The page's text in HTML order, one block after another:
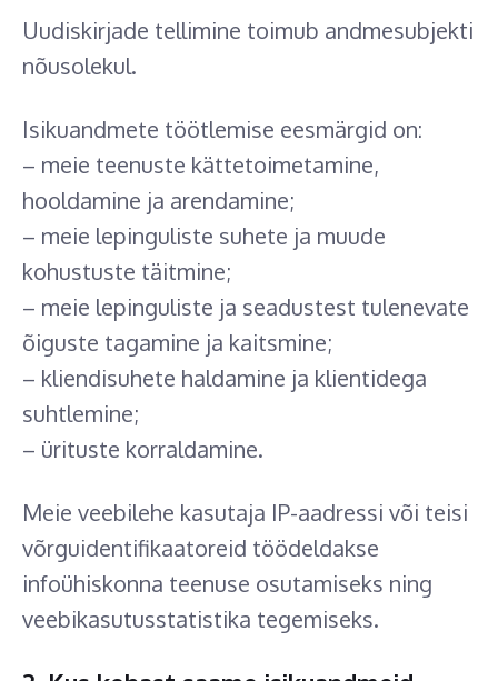
Uudiskirjade tellimine toimub andmesubjekti
nõusolekul.
Isikuandmete töötlemise eesmärgid on:
– meie teenuste kättetoimetamine,
hooldamine ja arendamine;
– meie lepinguliste suhete ja muude
kohustuste täitmine;
– meie lepinguliste ja seadustest tulenevate
õiguste tagamine ja kaitsmine;
– kliendisuhete haldamine ja klientidega
suhtlemine;
– ürituste korraldamine.
Meie veebilehe kasutaja IP-aadressi või teisi
võrguidentifikaatoreid töödeldakse
infoühiskonna teenuse osutamiseks ning
veebikasutusstatistika tegemiseks.